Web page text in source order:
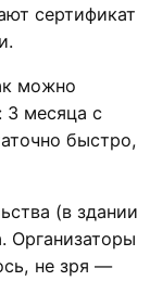
сертификат
можно
3 месяца с
быстро,
(в здании
Организаторы
не зря —